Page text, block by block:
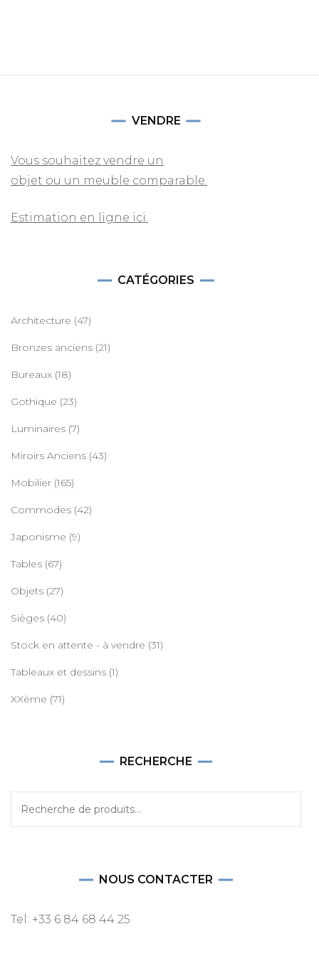
VENDRE
Vous souhaitez vendre un
objet ou un meuble comparable.
Estimation en ligne ici.
CATÉGORIES
Architecture (47)
Bronzes anciens (21)
Bureaux (18)
Gothique (23)
Luminaires (7)
Miroirs Anciens (43)
Mobilier (165)
Commodes (42)
Japonisme (9)
Tables (67)
Objets (27)
Sièges (40)
Stock en attente - à vendre (31)
Tableaux et dessins (1)
XXème (71)
RECHERCHE
NOUS CONTACTER
Tel: +33 6 84 68 44 25